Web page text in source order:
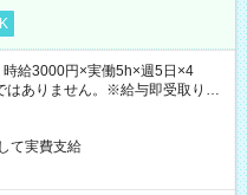
給3000円×実働5h×週5日×4
ありません。※給与即受取りサ
て実費支給